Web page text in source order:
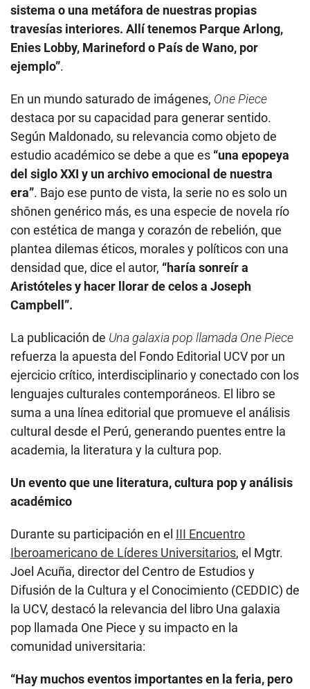
sistema o una metáfora de nuestras propias
travesías interiores. Allí tenemos Parque Arlong,
Enies Lobby, Marineford o País de Wano, por
ejemplo”.
En un mundo saturado de imágenes, One Piece
destaca por su capacidad para generar sentido.
Según Maldonado, su relevancia como objeto de
estudio académico se debe a que es “una epopeya
del siglo XXI y un archivo emocional de nuestra
era”. Bajo ese punto de vista, la serie no es solo un
shōnen genérico más, es una especie de novela río
con estética de manga y corazón de rebelión, que
plantea dilemas éticos, morales y políticos con una
densidad que, dice el autor, “haría sonreír a
Aristóteles y hacer llorar de celos a Joseph
Campbell”.
La publicación de Una galaxia pop llamada One Piece
refuerza la apuesta del Fondo Editorial UCV por un
ejercicio crítico, interdisciplinario y conectado con los
lenguajes culturales contemporáneos. El libro se
suma a una línea editorial que promueve el análisis
cultural desde el Perú, generando puentes entre la
academia, la literatura y la cultura pop.
Un evento que une literatura, cultura pop y análisis
académico
Durante su participación en el III Encuentro
Iberoamericano de Líderes Universitarios, el Mgtr.
Joel Acuña, director del Centro de Estudios y
Difusión de la Cultura y el Conocimiento (CEDDIC) de
la UCV, destacó la relevancia del libro Una galaxia
pop llamada One Piece y su impacto en la
comunidad universitaria:
“Hay muchos eventos importantes en la feria, pero